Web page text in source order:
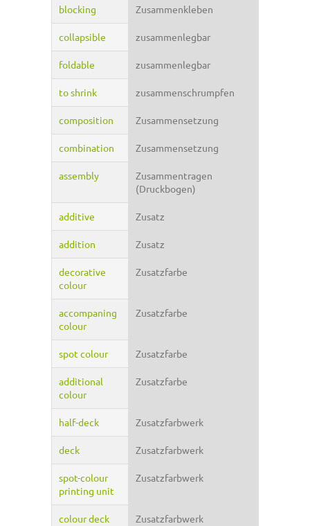
blocking Zusammenkleben
collapsible zusammenlegbar
foldable zusammenlegbar
to shrink zusammenschrumpfen
composition Zusammensetzung
combination Zusammensetzung
assembly
Zusammentragen
(Druckbogen)
additive Zusatz
addition Zusatz
decorative
colour
Zusatzfarbe
accompaning
colour
Zusatzfarbe
spot colour Zusatzfarbe
additional
colour
Zusatzfarbe
half-deck Zusatzfarbwerk
deck Zusatzfarbwerk
spot-colour
printing unit
Zusatzfarbwerk
colour deck Zusatzfarbwerk